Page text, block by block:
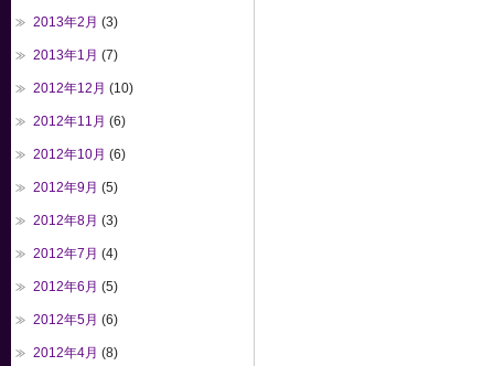
2013年2月 (3)
2013年1月 (7)
2012年12月 (10)
2012年11月 (6)
2012年10月 (6)
2012年9月 (5)
2012年8月 (3)
2012年7月 (4)
2012年6月 (5)
2012年5月 (6)
2012年4月 (8)